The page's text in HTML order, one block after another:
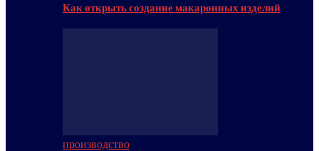
Как открыть создание макаронных изделий
производство